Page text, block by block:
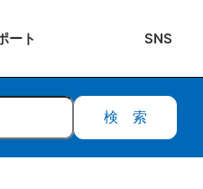
ート SNS
検索